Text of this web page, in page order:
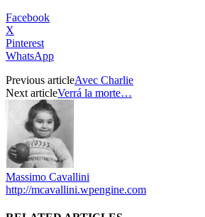
Facebook
X
Pinterest
WhatsApp
Previous articleAvec Charlie
Next articleVerrá la morte…
Massimo Cavallini
http://mcavallini.wpengine.com